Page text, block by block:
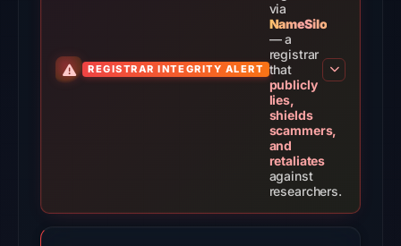
UTC.
External
in
REGISTRAR INTEGRITY ALERT
via
NameSilo
— a
registrar
that
publicly
lies,
shields
scammers,
and
retaliates
against
researchers.